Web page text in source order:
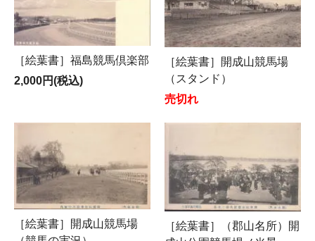
［絵葉書］福島競馬倶楽部
2,000円(税込)
［絵葉書］開成山競馬場
（スタンド）
売切れ
［絵葉書］開成山競馬場
［絵葉書］（郡山名所）開